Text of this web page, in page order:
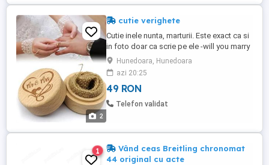
2
cutie verighete
Cutie inele nunta, marturii. Este exact ca si
in foto doar ca scrie pe ele -will you marry
me? Pretul este per bucata.
Hunedoara, Hunedoara
azi 20:25
49 RON
Telefon validat
1
Vând ceas Breitling chronomat
44 original cu acte